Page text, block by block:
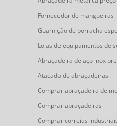
Fornecedor de mangueiras
Guarnição de borracha
Lojas de equipamentos de
Abraçadeira de aço inox
Atacado de abraçadeiras
Comprar abraçadeira de
Comprar abraçadeiras
Comprar correias